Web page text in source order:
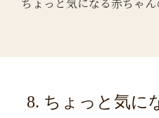
8. ちょっと気に